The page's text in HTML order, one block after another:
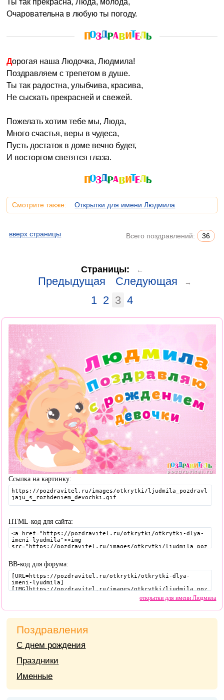
Ты так прекрасна, Люда, молода,
Очаровательна в любую ты погоду.
Дорогая наша Людочка, Людмила!
Поздравляем с трепетом в душе.
Ты так радостна, улыбчива, красива,
Не сыскать прекрасней и свежей.
Пожелать хотим тебе мы, Люда,
Много счастья, веры в чудеса,
Пусть достаток в доме вечно будет,
И восторгом светятся глаза.
Смотрите также: Открытки для имени Людмила
вверх страницы Всего поздравлений: 36
Страницы: ←
Предыдущая Следующая →
1 2 3 4
Ссылка на картинку:
HTML-код для сайта:
BB-код для форума:
открытки для имени Людмила
Поздравления
С днем рождения
Праздники
Именные